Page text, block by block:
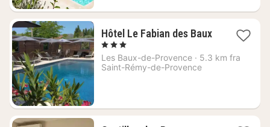
Hôtel Le Fabian des Baux1
fra
, 3 Stjerner
Les Baux-de-Provence · 5.3 km fra
Saint-Rémy-de-Provence